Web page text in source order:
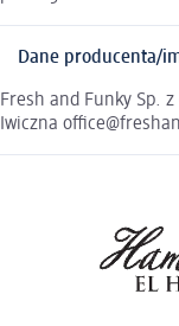
Dane producenta/
Fresh and Funky Sp.
Iwiczna